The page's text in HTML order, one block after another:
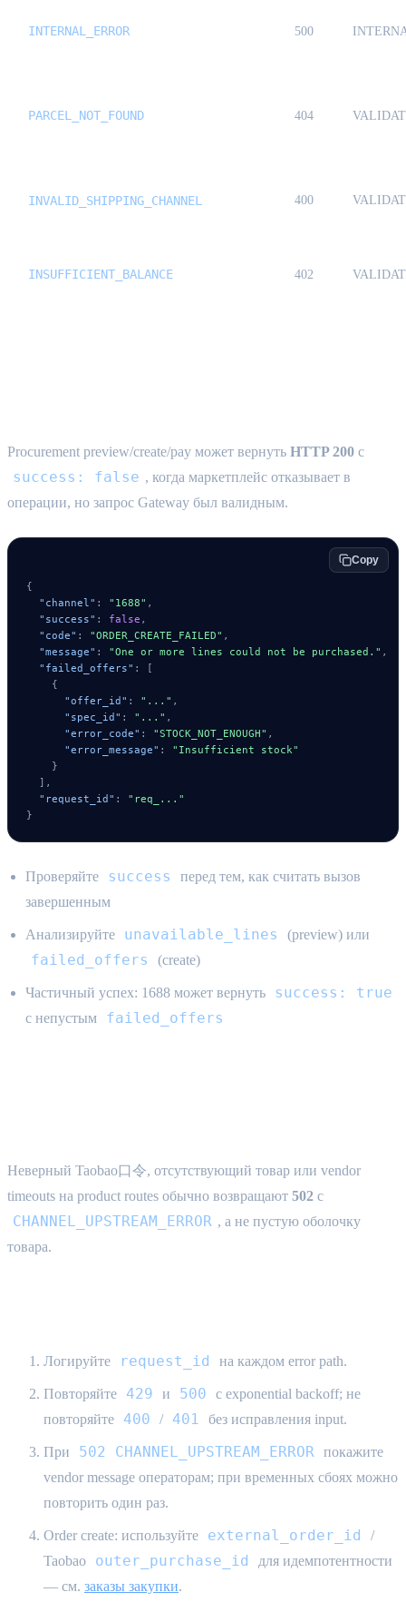
INTERNAL_ERROR 500
PARCEL_NOT_FOUND 404
INVALID_SHIPPING_CHANNEL 400
INSUFFICIENT_BALANCE 402
Procurement preview/create/pay может вернуть HTTP 200 с
success: false , когда маркетплейс отказывает в
операции, но запрос Gateway был валидным.
Copy
{
"channel" : "1688" ,
"success" : false ,
"code" : "ORDER_CREATE_FAILED" ,
"message" : "One or more lines could not be purchased." ,
"failed_offers" :
[
{
"offer_id" : "..." ,
"spec_id" : "..." ,
"error_code" : "STOCK_NOT_ENOUGH" ,
"error_message" :
"Insufficient stock"
}
] ,
"request_id" :
"req_..."
}
Проверяйте success
перед тем, как считать вызов
завершенным
Анализируйте unavailable_lines (preview) или
failed_offers (create)
Частичный успех: 1688 может вернуть success: true
с непустым failed_offers
Неверный Taobao口令, отсутствующий товар или vendor
timeouts на product routes обычно возвращают 502 с
CHANNEL_UPSTREAM_ERROR , а не пустую оболочку
товара.
Логируйте request_id на каждом error path.
Повторяйте 429 и 500
с exponential backoff; не
повторяйте
400 / 401 без исправления input.
При 502 CHANNEL_UPSTREAM_ERROR
покажите
vendor message операторам; при временных сбоях можно
повторить один раз.
Order create: используйте external_order_id
/
Taobao
outer_purchase_id
для идемпотентности
— см. заказы закупки.